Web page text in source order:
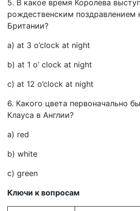
5. В какое время Королева
рождественским поздравлением
Британии?
a) at 3 o’clock at night
b) at 1 o’ clock at night
c) at 12 o’clock at night
6. Какого цвета первоначально
Клауса в Англии?
a) red
b) white
c) green
Ключи к вопросам